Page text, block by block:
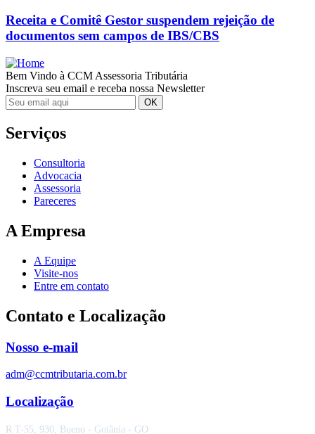
Receita e Comitê Gestor suspendem rejeição de
documentos sem campos de IBS/CBS
Bem Vindo à CCM Assessoria Tributária
Inscreva seu email e receba nossa Newsletter
Serviços
Consultoria
Advocacia
Assessoria
Pareceres
A Empresa
A Equipe
Visite-nos
Entre em contato
Contato e Localização
Nosso e-mail
adm@ccmtributaria.com.br
Localização
R T-55, 930, Bueno - Goiânia - GO